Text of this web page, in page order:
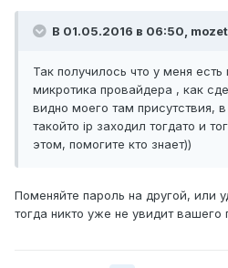
В 01.05.2016 в 06:50,
Так получилось что у меня есть
микротика провайдера , как
видно моего там присутствия,
такойто ip заходил тогдато и
этом, помогите кто знает))
Поменяйте пароль на другой, или
тогда никто уже не увидит вашего